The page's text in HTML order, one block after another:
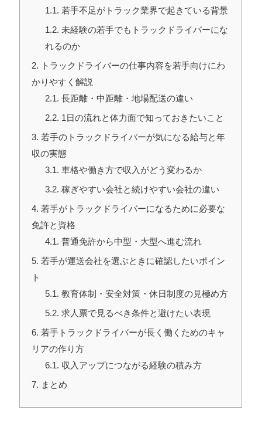
1.1 若手不足がトラック業界で起きている背景
1.2 未経験の若手でもトラックドライバーにな
れるのか
2
トラックドライバーの仕事内容を若手向けにわ
かりやすく解説
2.1 長距離・中距離・地場配送の違い
2.2 1日の流れと体力面で知っておきたいこと
3 若手のトラックドライバーが気になる給与と年
収の実態
3.1 車格や働き方で収入がどう変わるか
3.2 稼ぎやすい会社と続けやすい会社の違い
4 若手がトラックドライバーになるために必要な
免許と資格
4.1 普通免許から中型・大型へ進む流れ
5 若手が運送会社を選ぶときに確認したいポイン
ト
5.1 教育体制・安全対策・休日制度の見極め方
5.2 求人票で見るべき条件と避けたい表現
6 若手トラックドライバーが長く働くためのキャ
リアの作り方
6.1 収入アップにつながる経験の積み方
7
まとめ